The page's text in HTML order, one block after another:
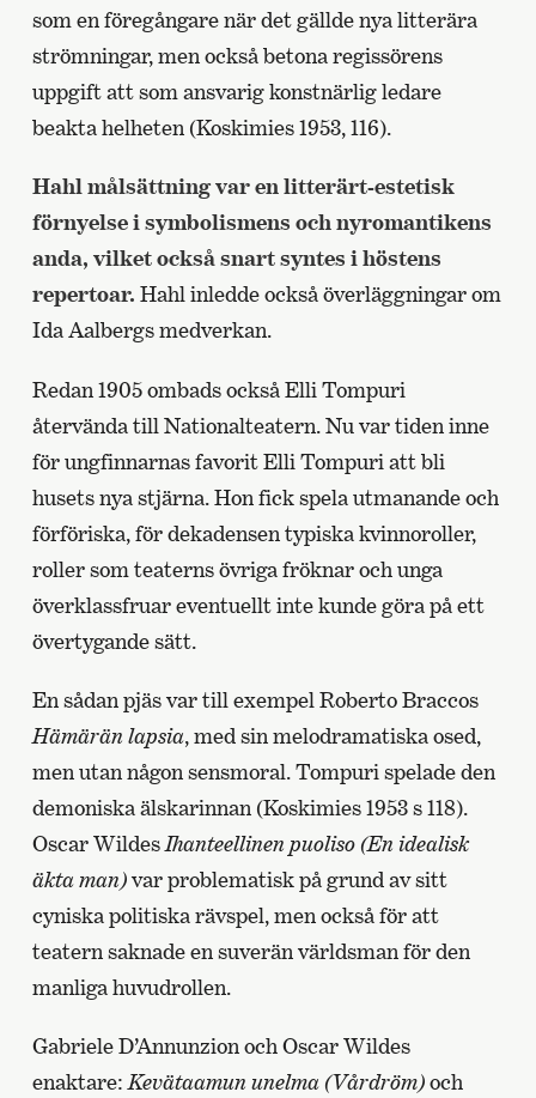
som en föregångare när det gällde nya litterära
strömningar, men också betona regissörens
uppgift att som ansvarig konstnärlig ledare
beakta helheten (Koskimies 1953, 116).
Hahl målsättning var en litterärt-estetisk
förnyelse i symbolismens och nyromantikens
anda, vilket också snart syntes i höstens
repertoar. Hahl inledde också överläggningar om
Ida Aalbergs medverkan.
Redan 1905 ombads också Elli Tompuri
återvända till Nationalteatern. Nu var tiden inne
för ungfinnarnas favorit Elli Tompuri att bli
husets nya stjärna. Hon fick spela utmanande och
förföriska, för dekadensen typiska kvinnoroller,
roller som teaterns övriga fröknar och unga
överklassfruar eventuellt inte kunde göra på ett
övertygande sätt.
En sådan pjäs var till exempel Roberto Braccos
Hämärän lapsia, med sin melodramatiska osed,
men utan någon sensmoral. Tompuri spelade den
demoniska älskarinnan (Koskimies 1953 s 118).
Oscar Wildes Ihanteellinen puoliso (En idealisk
äkta man)var problematisk på grund av sitt
cyniska politiska rävspel, men också för att
teatern saknade en suverän världsman för den
manliga huvudrollen.
Gabriele D’Annunzion och Oscar Wildes
enaktare: Kevätaamun unelma (Vårdröm)och